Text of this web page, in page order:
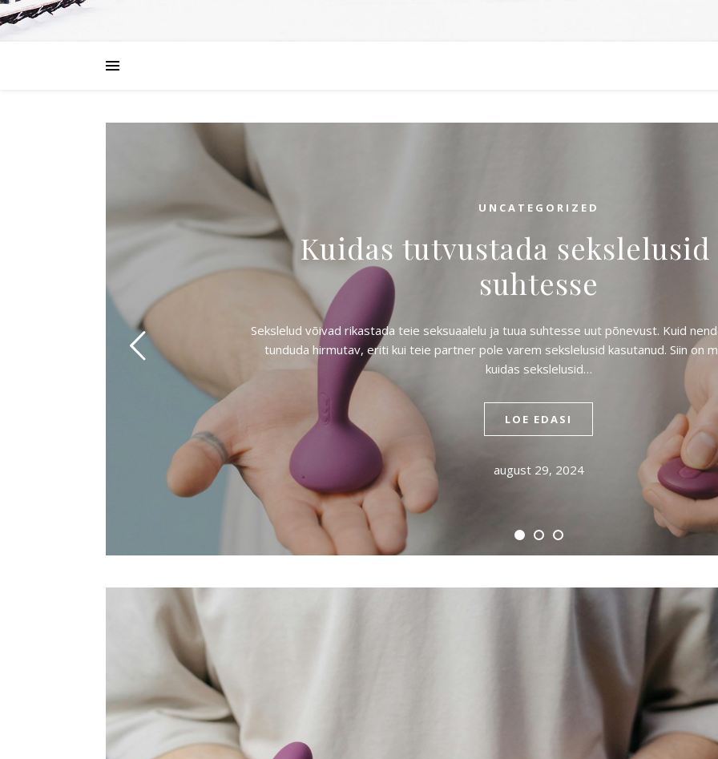
UNCATEGORIZED
Kuidas tutvustada sekslelusid
suhtesse
Sekslelud võivad rikastada teie seksuaalelu ja tuua suhtesse uut põnevust. Kuid
tunduda hirmutav, eriti kui teie partner pole varem sekslelusid kasutanud. Siin on
kuidas sekslelusid…
LOE EDASI
august 29, 2024